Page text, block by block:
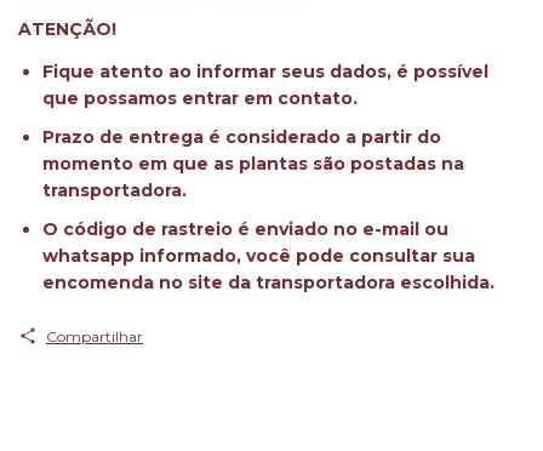
ATENÇÃO!
Fique atento ao informar seus dados, é possível
que possamos entrar em contato.
Prazo de entrega é considerado a partir do
momento em que as plantas são postadas na
transportadora.
O código de rastreio é enviado no e-mail ou
whatsapp informado, você pode consultar sua
encomenda no site da transportadora escolhida.
Compartilhar